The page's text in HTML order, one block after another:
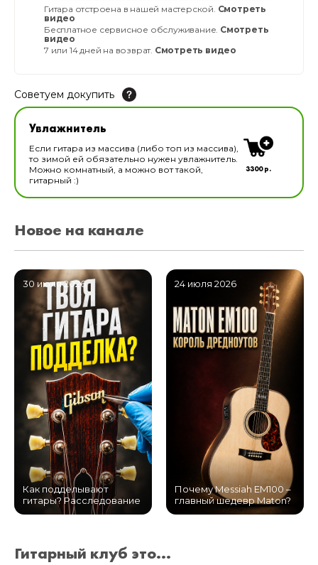
Гитара отстроена в нашей мастерской. Смотреть
видео
Бесплатное сервисное обслуживание. Смотреть
видео
7 или 14 дней на возврат. Смотреть видео
Советуем докупить
Увлажнитель для музыкальных инструментов
В наличии
Увлажнитель
Если гитара из массива (либо топ из массива),
то зимой ей обязательно нужен увлажнитель.
Можно комнатный, а можно вот такой,
гитарный :)
3300 р.
Новое на канале
30 июля 2026
Как подделывают
гитары? Расследование
24 июля 2026
Почему Messiah EM100 –
главный шедевр Maton?
Гитарный клуб это...